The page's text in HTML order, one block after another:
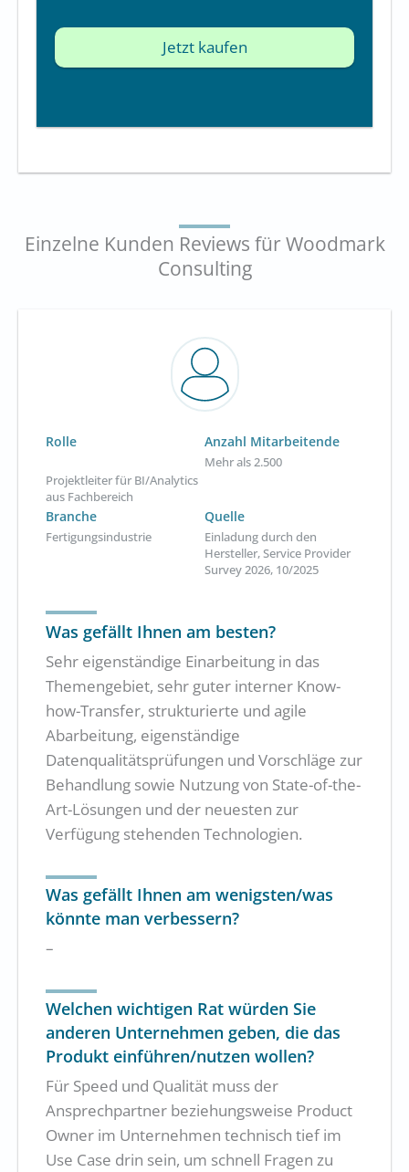
Jetzt kaufen
Einzelne Kunden Reviews für Woodmark
Consulting
Rolle
Projektleiter für BI/Analytics
aus Fachbereich
Anzahl Mitarbeitende
Mehr als 2.500
Branche
Fertigungsindustrie
Quelle
Einladung durch den
Hersteller, Service Provider
Survey 2026, 10/2025
Was gefällt Ihnen am besten?
Sehr eigenständige Einarbeitung in das
Themengebiet, sehr guter interner Know-
how-Transfer, strukturierte und agile
Abarbeitung, eigenständige
Datenqualitätsprüfungen und Vorschläge zur
Behandlung sowie Nutzung von State-of-the-
Art-Lösungen und der neuesten zur
Verfügung stehenden Technologien.
Was gefällt Ihnen am wenigsten/was
könnte man verbessern?
–
Welchen wichtigen Rat würden Sie
anderen Unternehmen geben, die das
Produkt einführen/nutzen wollen?
Für Speed und Qualität muss der
Ansprechpartner beziehungsweise Product
Owner im Unternehmen technisch tief im
Use Case drin sein, um schnell Fragen zu